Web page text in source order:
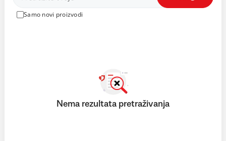
Samo novi proizvodi
Nema rezultata pretraživanja